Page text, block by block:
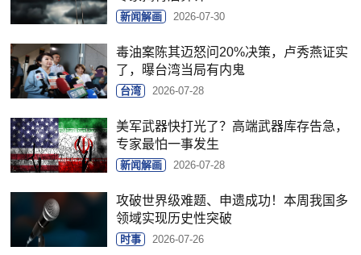
新闻解画 2026-07-30
毒油案陈其迈怒问20%决策，卢秀燕证实
了，曝台湾当局有内鬼
台湾 2026-07-28
美军武器快打光了？高端武器库存告急，
专家最怕一事发生
新闻解画 2026-07-28
攻破世界级难题、申遗成功！本周我国多
领域实现历史性突破
时事 2026-07-26